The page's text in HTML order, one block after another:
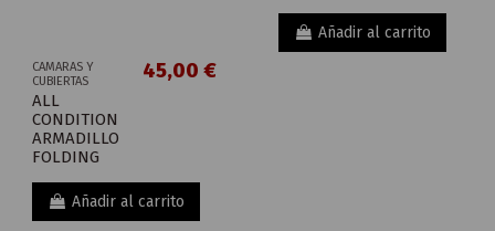
CAMARAS Y
CUBIERTAS
ALL
CONDITION
ARMADILLO
FOLDING
45,00 €
Añadir al carrito
Añadir al carrito